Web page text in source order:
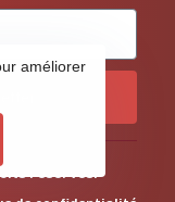
réservés.
améliorer